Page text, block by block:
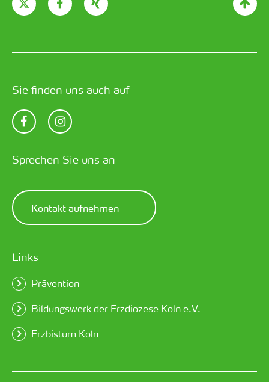
Sie finden uns auch auf
Sprechen Sie uns an
Kontakt aufnehmen
Links
Prävention
Bildungswerk der Erzdiözese Köln e.V.
Erzbistum Köln